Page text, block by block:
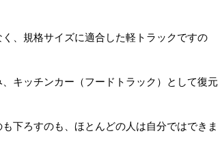
、規格サイズに適合した軽トラックですの
キッチンカー（フードトラック）として復元
下ろすのも、ほとんどの人は自分ではできま